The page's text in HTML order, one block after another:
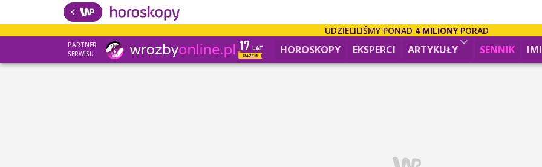
UDZIELILIŚMY PONAD 4 MILIONYPORAD
PARTNER
SERWISU
HOROSKOPY EKSPERCI ARTYKUŁY SENNIK